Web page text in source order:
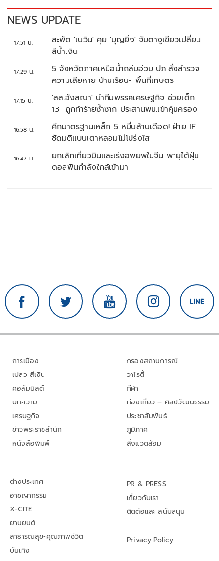
k k
NEWS UPDATE
17:51 น.
สะพัด 'เนวิน' คุย 'บุญยิ่ง' จับตางูเขียวเปลี่ยน
สีน้ำเงิน
17:29 น.
5 จังหวัดภาคเหนือน้ำถล่มอ่วม ปภ.สั่งสำรวจ
ความเสียหาย บ้านเรือน- พื้นที่เกษตร
17:15 น.
'สส.อังสณา' นำทีมพรรคเศรษฐกิจ ช่วยเด็ก
13 ถูกทำร้ายซ้ำซาก ประสานพม.เข้าคุ้มครอง
16:58 น.
ศึกมาตรฐานเหล็ก 5 หมื่นล้านเดือด! ฝ่าย IF
ซัดมติแบนเตาหลอมไม่โปร่งใส
16:47 น.
ยกเลิกเที่ยวบินและเร่งอพยพในจีน พายุไต้ฝุ่น
ดอลฟินกำลังใกล้เข้ามา
การเมือง
เปลว สีเงิน
คอลัมนิสต์
บทความ
เศรษฐกิจ
ข่าวพระราชสำนัก
หนังสือพิมพ์
กรองสถานการณ์
วาไรตี้
กีฬา
ท่องเที่ยว – ศิลปวัฒนธรรม
ประชาสัมพันธ์
ภูมิภาค
สิ่งแวดล้อม
ต่างประเทศ
อาชญากรรม
X-CITE
ยานยนต์
สาธารณสุข-คุณภาพชีวิต
บันเทิง
PR & PRESS
เกี่ยวกับเรา
ติดต่อและ สนับสนุน
Privacy Policy